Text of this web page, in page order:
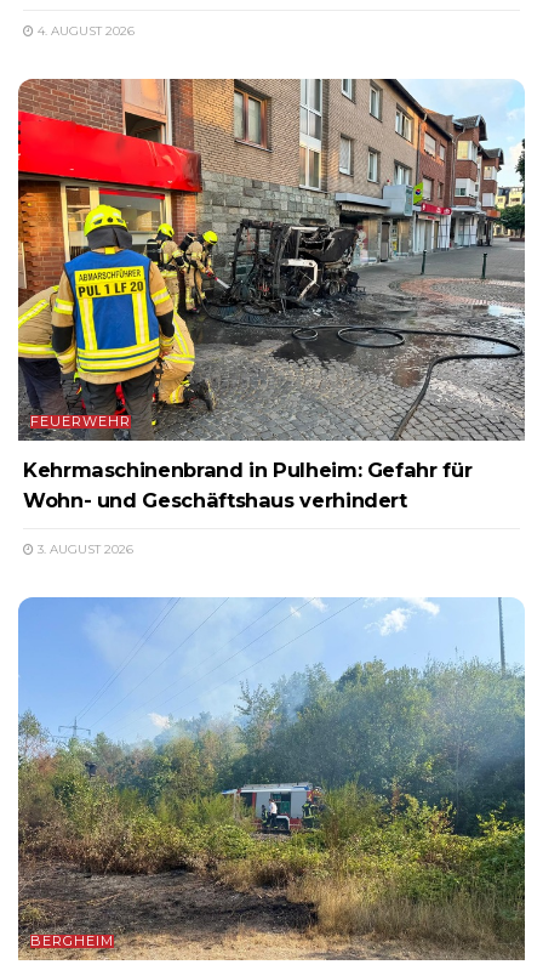
4. AUGUST 2026
FEUERWEHR
Kehrmaschinenbrand in Pulheim: Gefahr für
Wohn- und Geschäftshaus verhindert
3. AUGUST 2026
BERGHEIM